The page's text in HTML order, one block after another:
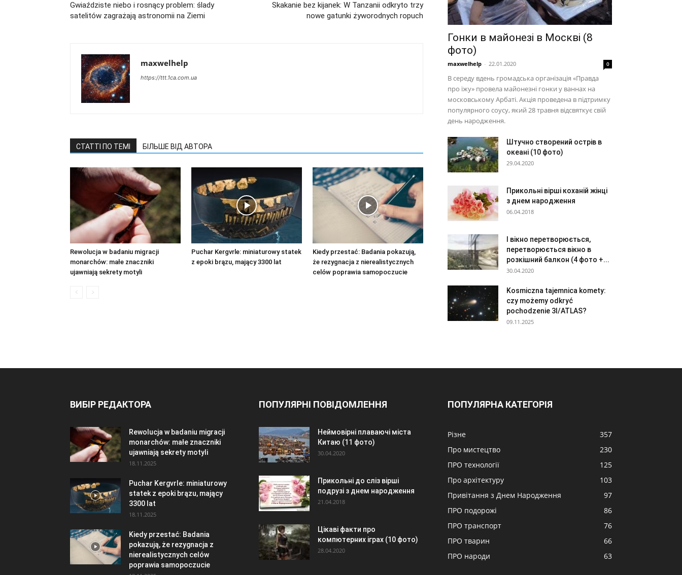
Gwiaździste niebo i rosnący problem: ślady
satelitów zagrażają astronomii na Ziemi
Skakanie bez kijanek: W Tanzanii odkryto trzy
nowe gatunki żyworodnych ropuch
maxwelhelp
https://ttt.1ca.com.ua
СТАТТІ ПО ТЕМІ БІЛЬШЕ ВІД АВТОРА
Rewolucja w badaniu migracji
monarchów: małe znaczniki
ujawniają sekrety motyli
Puchar Kergvrle: miniaturowy statek
z epoki brązu, mający 3300 lat
Kiedy przestać: Badania pokazują,
że rezygnacja z nierealistycznych
celów poprawia samopoczucie
Гонки в майонезі в Москві (8
фото)
maxwelhelp - 22.01.2020 0
В середу вдень громадська організація «Правда
про їжу» провела майонезні гонки у ваннах на
московському Арбаті. Акція проведена в підтримку
популярного соусу, який 28 травня відсвяткує свій
день народження.
Штучно створений острів в
океані (10 фото)
29.04.2020
Прикольні вірші коханій жінці
з днем народження
06.04.2018
І вікно перетворюється,
перетворюється вікно в
розкішний балкон (4 фото +...
30.04.2020
Kosmiczna tajemnica komety:
czy możemy odkryć
pochodzenie 3I/ATLAS?
09.11.2025
ВИБІР РЕДАКТОРА
Rewolucja w badaniu migracji
monarchów: małe znaczniki
ujawniają sekrety motyli
18.11.2025
Puchar Kergvrle: miniaturowy
statek z epoki brązu, mający
3300 lat
18.11.2025
Kiedy przestać: Badania
pokazują, że rezygnacja z
nierealistycznych celów
poprawia samopoczucie
ПОПУЛЯРНІ ПОВІДОМЛЕННЯ
Неймовірні плаваючі міста
Китаю (11 фото)
30.04.2020
Прикольні до сліз вірші
подрузі з днем народження
21.04.2018
Цікаві факти про
компютерних іграх (10 фото)
28.04.2020
ПОПУЛЯРНА КАТЕГОРІЯ
Різне
357
Про мистецтво
230
ПРО технології
125
Про архітектуру
103
Привітання з Днем Народження
97
ПРО подорожі
86
ПРО транспорт
76
ПРО тварин
66
ПРО народи
63